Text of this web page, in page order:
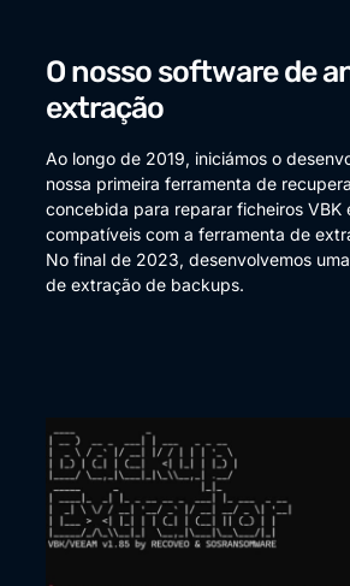
O nosso software de
extração
Ao longo de 2019, iniciámos o
nossa primeira ferramenta de
concebida para reparar ficheiros VBK
compatíveis com a ferramenta de
No final de 2023, desenvolvemos
de extração de backups.